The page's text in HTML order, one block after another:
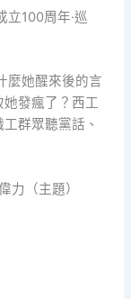
立100周年·巡
麼她醒來後的言
發瘋了？西工
群眾聽黨話、
力（主題）